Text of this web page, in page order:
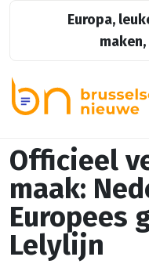
Europa,
Officieel
maak:
Europees
Lelylijn